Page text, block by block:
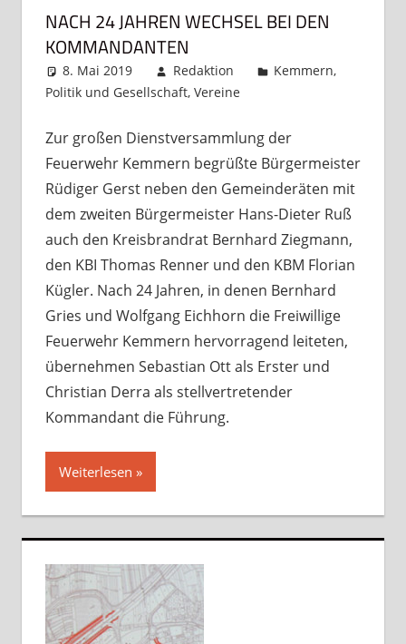
NACH 24 JAHREN WECHSEL BEI DEN
KOMMANDANTEN
8. Mai 2019 Redaktion Kemmern,
Politik und Gesellschaft, Vereine
Zur großen Dienstversammlung der
Feuerwehr Kemmern begrüßte Bürgermeister
Rüdiger Gerst neben den Gemeinderäten mit
dem zweiten Bürgermeister Hans-Dieter Ruß
auch den Kreisbrandrat Bernhard Ziegmann,
den KBI Thomas Renner und den KBM Florian
Kügler. Nach 24 Jahren, in denen Bernhard
Gries und Wolfgang Eichhorn die Freiwillige
Feuerwehr Kemmern hervorragend leiteten,
übernehmen Sebastian Ott als Erster und
Christian Derra als stellvertretender
Kommandant die Führung.
Weiterlesen